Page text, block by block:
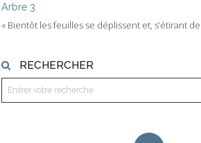
Arbre 3
« Bientôt les feuilles se déplissent et, s’étirant de...
RECHERCHER